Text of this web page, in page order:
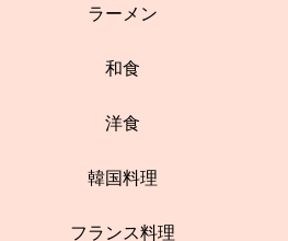
ラーメン
和食
洋食
韓国料理
フランス料理